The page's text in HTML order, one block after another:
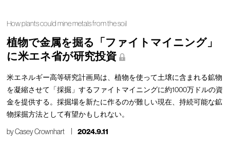
How plants could mine metals from the soil
植物で金属を掘る「ファイトマイニング」
に米エネ省が研究投資
米エネルギー高等研究計画局は、植物を使って土壌に含まれる鉱物
を凝縮させて「採掘」するファイトマイニングに約1000万ドルの資
金を提供する。採掘場を新たに作るのが難しい現在、持続可能な鉱
物採掘方法として有望かもしれない。
byCasey Crownhart 2024.9.11